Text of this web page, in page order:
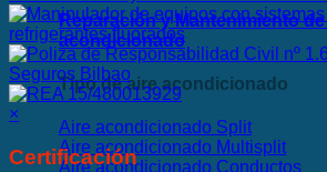
Reparación y Mantenimiento
acondicionado
Tipo de aire acondicionado
Aire acondicionado Split
Aire acondicionado Multisplit
Aire acondicionado Conductos
×
Certificación